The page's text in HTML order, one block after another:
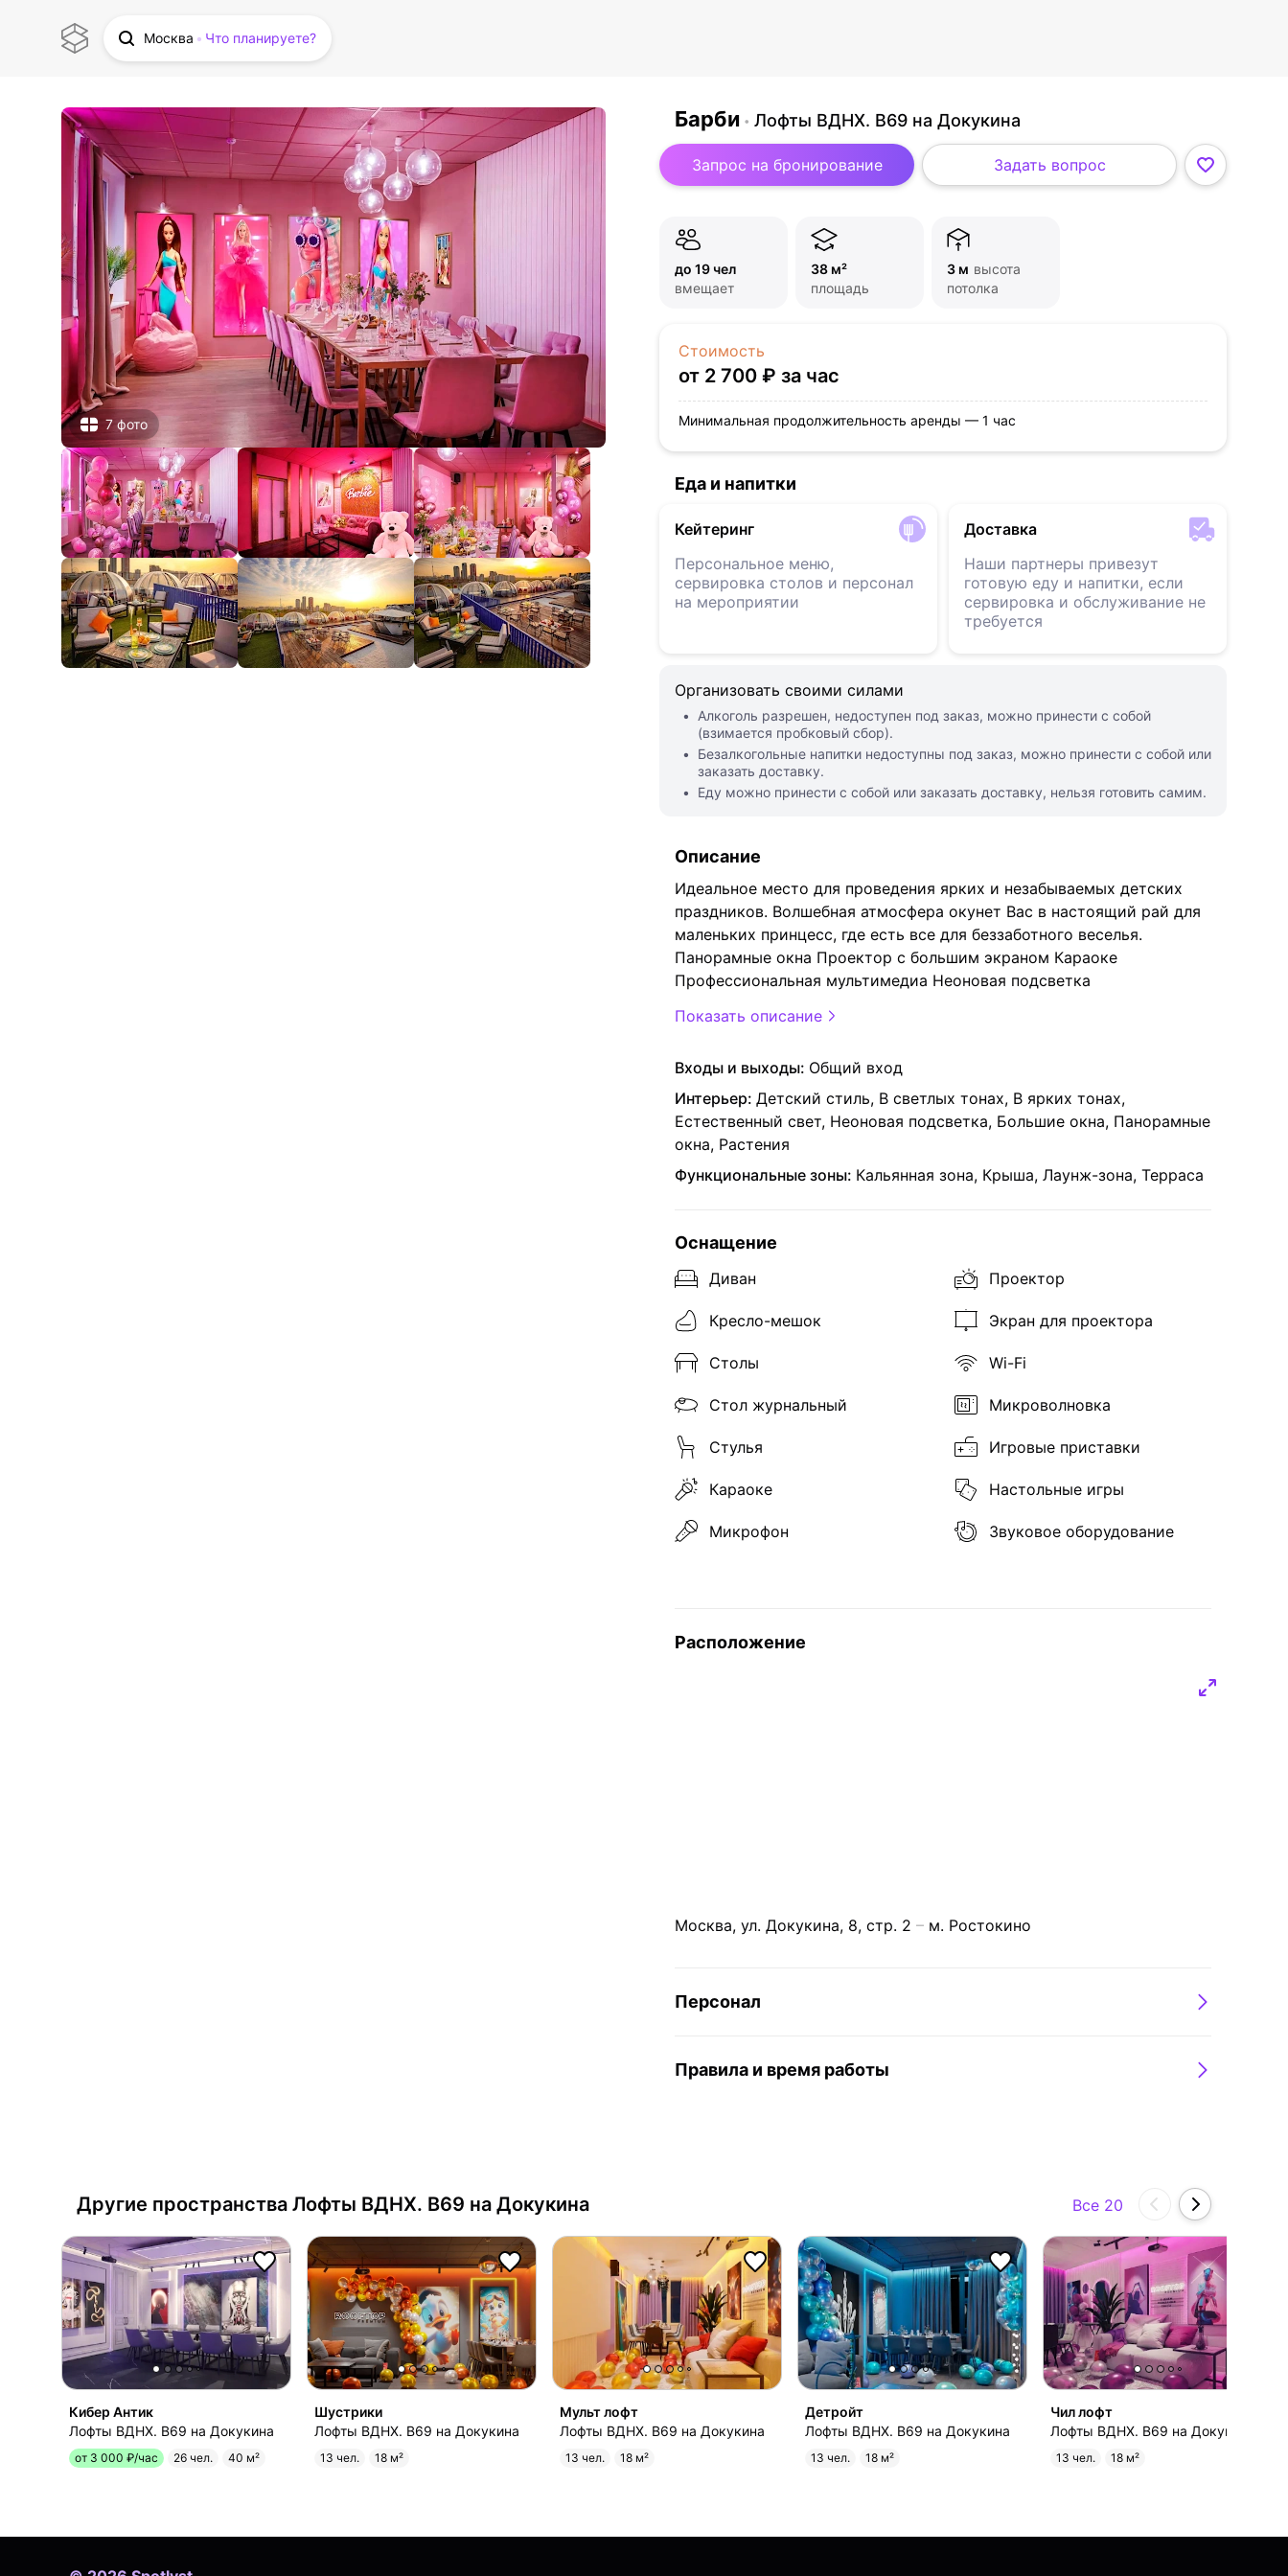
Москва Что планируете?
Барби Лофты ВДНХ. B69 на Докукина
Запрос на бронирование Задать вопрос
7 фото
до 19 чел
вмещает
38 м²
площадь
3 м высота
потолка
Стоимость
от 2 700 ₽ за час
Минимальная продолжительность аренды — 1 час
Еда и напитки
Кейтеринг
Персональное меню,
сервировка столов и персонал
на мероприятии
Доставка
Наши партнеры привезут
готовую еду и напитки, если
сервировка и обслуживание не
требуется
Организовать своими силами
Алкоголь разрешен, недоступен под заказ, можно принести с собой
(взимается пробковый сбор).
Безалкогольные напитки недоступны под заказ, можно принести с собой или
заказать доставку.
Еду можно принести с собой или заказать доставку, нельзя готовить самим.
Описание
Идеальное место для проведения ярких и незабываемых детских
праздников. Волшебная атмосфера окунет Вас в настоящий рай для
маленьких принцесс, где есть все для беззаботного веселья.
Панорамные окна Проектор с большим экраном Караоке
Профессиональная мультимедиа Неоновая подсветка
Показать описание
Входы и выходы: Общий вход
Интерьер: Детский стиль, В светлых тонах, В ярких тонах,
Естественный свет, Неоновая подсветка, Большие окна, Панорамные
окна, Растения
Функциональные зоны: Кальянная зона, Крыша, Лаунж-зона, Терраса
Оснащение
Диван
Кресло-мешок
Столы
Стол журнальный
Стулья
Караоке
Микрофон
Проектор
Экран для проектора
Wi-Fi
Микроволновка
Игровые приставки
Настольные игры
Звуковое оборудование
Расположение
Москва, ул. Докукина, 8, стр. 2 м. Ростокино
Персонал
Правила и время работы
Другие пространства Лофты ВДНХ. B69 на Докукина Все 20
Кибер Антик
Лофты ВДНХ. B69 на Докукина
от 3 000 ₽/час 26 чел. 40 м²
Шустрики
Лофты ВДНХ. B69 на Докукина
13 чел. 18 м²
Мульт лофт
Лофты ВДНХ. B69 на Докукина
13 чел. 18 м²
Детройт
Лофты ВДНХ. B69 на Докукина
13 чел. 18 м²
Чил лофт
Лофты ВДНХ. B69 на Докукина
13 чел. 18 м²